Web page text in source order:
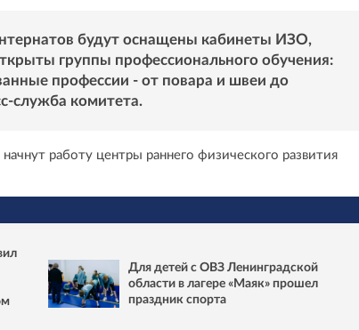
будут оснащены кабинеты ИЗО,
группы профессионального обучения:
профессии - от повара и швеи до
служба комитета.
работу центры раннего физического развития
Для детей с ОВЗ Ленинградской
области в лагере «Маяк» прошел
праздник спорта